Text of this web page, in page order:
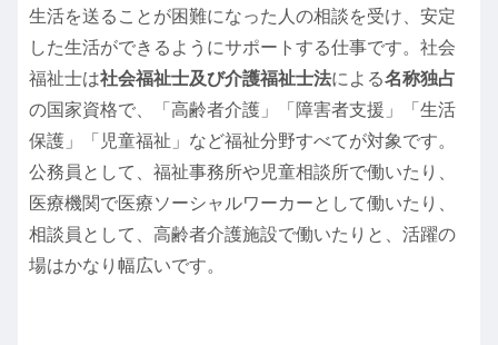
生活を送ることが困難になった人の相談を受け、安定
した生活ができるようにサポートする仕事です。社会
福祉士は社会福祉士及び介護福祉士法による名称独占
の国家資格で、「高齢者介護」「障害者支援」「生活
保護」「児童福祉」など福祉分野すべてが対象です。
公務員として、福祉事務所や児童相談所で働いたり、
医療機関で医療ソーシャルワーカーとして働いたり、
相談員として、高齢者介護施設で働いたりと、活躍の
場はかなり幅広いです。